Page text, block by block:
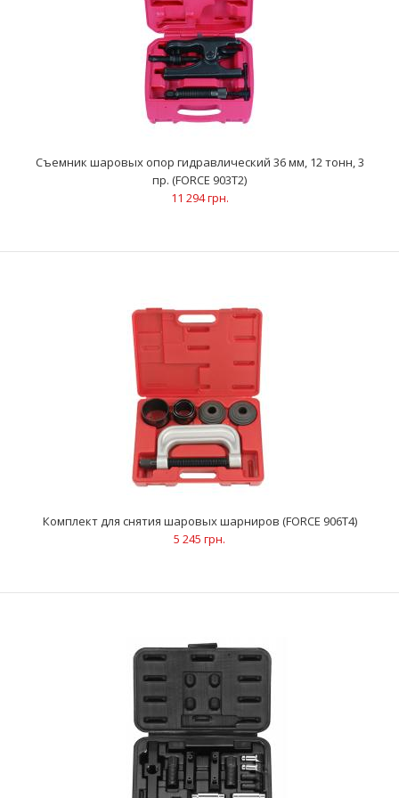
11 294 грн.
ОписаниеПредназначен для снятия шаровых опор для
грузовых автомобилейПрименяется с гидравлическим ил..
Комплект для снятия шаровых шарниров (FORCE 906T4)
5 245 грн.
Съемник шаровых опор гидравлический 36 мм, 12 тонн, 3
пр. (FORCE 903T2)
11 294 грн.
Комплект для снятия шаровых шарниров (FORCE 906T4)
5 245 грн.